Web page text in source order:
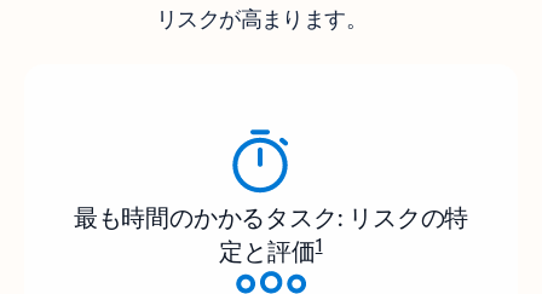
リスクが高まります。
最も時間のかかるタスク: リスクの特
定と評価1